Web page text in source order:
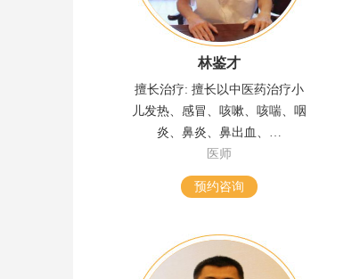
林鉴才
擅长治疗: 擅长以中医药治疗小
儿发热、感冒、咳嗽、咳喘、咽
炎、鼻炎、鼻出血、…
医师
预约咨询